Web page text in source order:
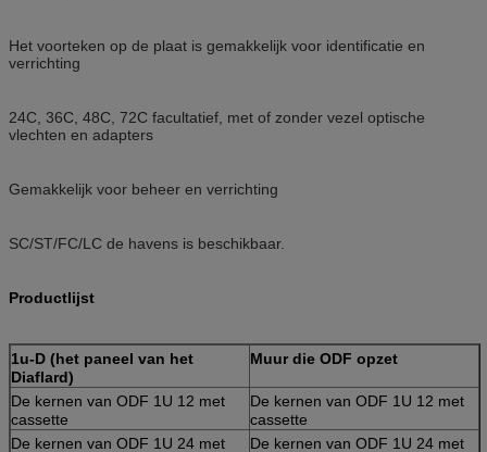
Het voorteken op de plaat is gemakkelijk voor identificatie en
verrichting
24C, 36C, 48C, 72C facultatief, met of zonder vezel optische
vlechten en adapters
Gemakkelijk voor beheer en verrichting
SC/ST/FC/LC de havens is beschikbaar.
Productlijst
1u-D (het paneel van het
Diaflard)
Muur die ODF opzet
De kernen van ODF 1U 12 met
cassette
De kernen van ODF 1U 12 met
cassette
De kernen van ODF 1U 24 met
De kernen van ODF 1U 24 met